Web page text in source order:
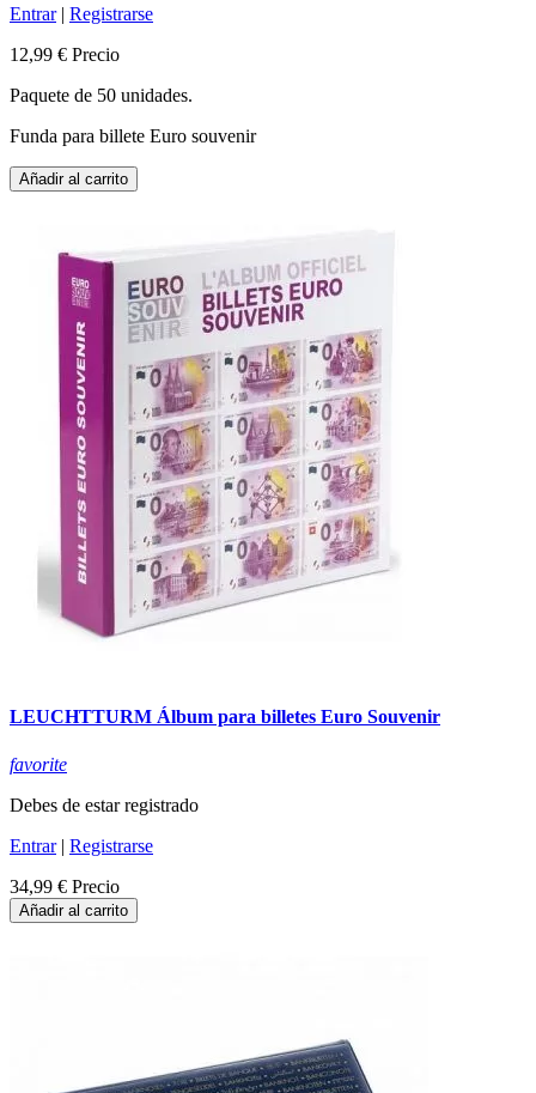
Entrar| Registrarse
12,99 € Precio
Paquete de 50 unidades.
Funda para billete Euro souvenir
Añadir al carrito
LEUCHTTURM Álbum para billetes Euro Souvenir
favorite
Debes de estar registrado
Entrar| Registrarse
34,99 € Precio
Añadir al carrito